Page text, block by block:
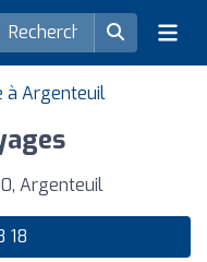
à Argenteuil
Argenteuil
18